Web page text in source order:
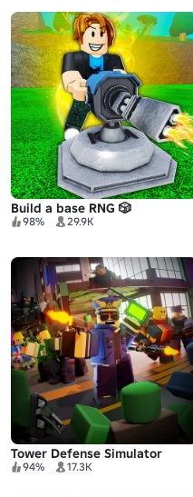
Build a base RNG 🎲
98% 29.9K
Tower Defense Simulator
94% 17.3K